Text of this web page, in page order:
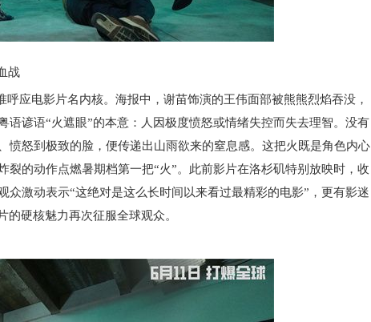
战
呼应电影片名内核。海报中，谢苗饰演的王伟面部被熊熊烈焰吞没，
语谚语“火遮眼”的本意：人因极度愤怒或情绪失控而失去理智。没有
愤怒到极致的脸，便传递出山雨欲来的窒息感。这把火既是角色内心
裂的动作点燃暑期档第一把“火”。此前影片在洛杉矶特别放映时，收
众激动表示“这绝对是这么长时间以来看过最精彩的电影”，更有影迷
的硬核魅力再次征服全球观众。